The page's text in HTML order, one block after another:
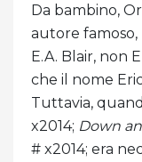
Da bambino,
autore
E.A. Blair, non
che il nome
Tuttavia,
x2014; Down
# x2014; era